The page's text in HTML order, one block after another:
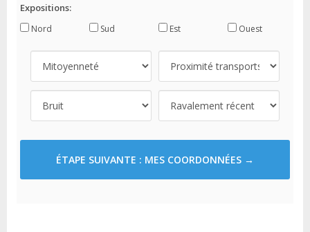
Expositions:
Nord Sud Est Ouest
ÉTAPE SUIVANTE : MES COORDONNÉES →